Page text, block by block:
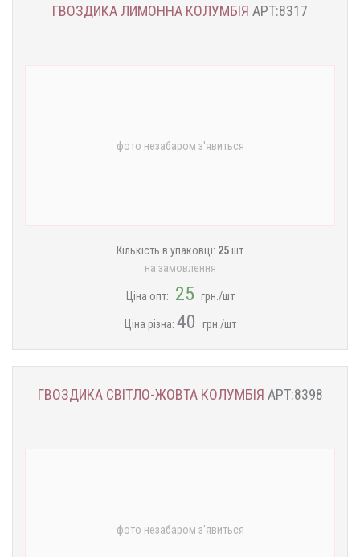
ГВОЗДИКА ЛИМОННА КОЛУМБІЯ АРТ:8317
фото незабаром з'явиться
Кількість в упаковці: 25 шт
на замовлення
Ціна опт: 25 грн./шт
Ціна різна: 40 грн./шт
ГВОЗДИКА СВІТЛО-ЖОВТА КОЛУМБІЯ АРТ:8398
фото незабаром з'явиться